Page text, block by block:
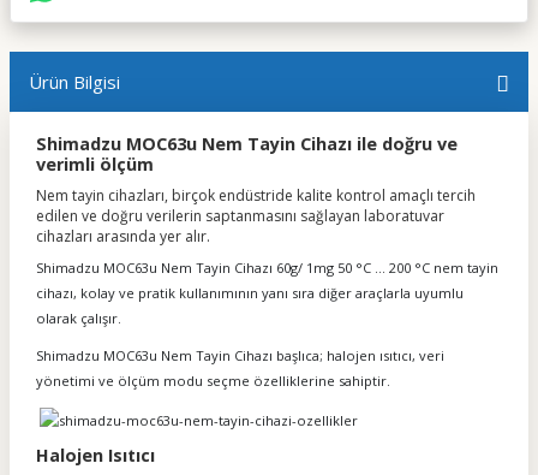
Ürün Bilgisi
Shimadzu MOC63u Nem Tayin Cihazı ile doğru ve
verimli ölçüm
Nem tayin cihazları, birçok endüstride kalite kontrol amaçlı tercih
edilen ve doğru verilerin saptanmasını sağlayan laboratuvar
cihazları arasında yer alır.
Shimadzu MOC63u Nem Tayin Cihazı 60g/ 1mg 50 °C ... 200 °C nem tayin
cihazı, kolay ve pratik kullanımının yanı sıra diğer araçlarla uyumlu
olarak çalışır.
Shimadzu MOC63u Nem Tayin Cihazı başlıca; halojen ısıtıcı, veri
yönetimi ve ölçüm modu seçme özelliklerine sahiptir.
Halojen Isıtıcı